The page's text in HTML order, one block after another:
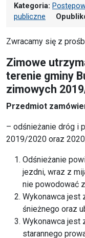
Kategoria:
publiczne
Zwracamy się z
Zimowe
terenie gminy
zimowych
Przedmiot
– odśnieżanie dróg i
2019/2020 oraz
Odśnieżanie
jezdni, wraz z
nie powodować
Wykonawca jest
śnieżnego oraz
Wykonawca jest
starannego